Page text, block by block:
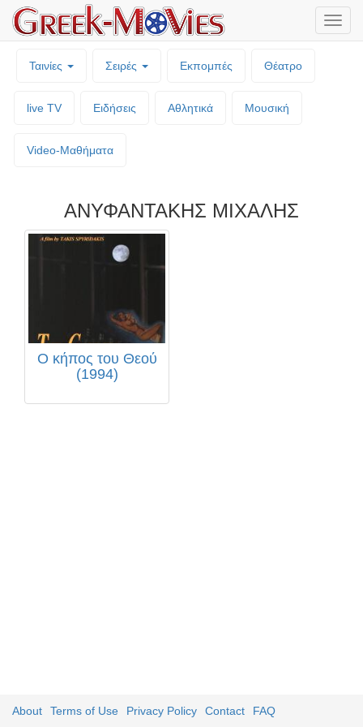
Ταινίες Σειρές Εκπομπές Θέατρο
live TV Ειδήσεις Αθλητικά Μουσική
Video-Mαθήματα
ΑΝΥΦΑΝΤΑΚΗΣ ΜΙΧΑΛΗΣ
Ο κήπος του Θεού
(1994)
About Terms of Use Privacy Policy Contact FAQ